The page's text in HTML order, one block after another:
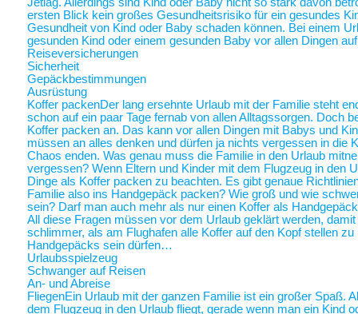
ersten Blick kein großes Gesundheitsrisiko für ein gesundes
Gesundheit von Kind oder Baby schaden können. Bei einem
gesunden Kind oder einem gesunden Baby vor allen Dingen
Reiseversicherungen
Sicherheit
Gepäckbestimmungen
Ausrüstung
Koffer packenDer lang ersehnte Urlaub mit der Familie steht
schon auf ein paar Tage fernab von allen Alltagssorgen. Doch
Koffer packen an. Das kann vor allen Dingen mit Babys und
müssen an alles denken und dürfen ja nichts vergessen in die
Chaos enden. Was genau muss die Familie in den Urlaub
vergessen? Wenn Eltern und Kinder mit dem Flugzeug in den
Dinge als Koffer packen zu beachten. Es gibt genaue
Familie also ins Handgepäck packen? Wie groß und wie
sein? Darf man auch mehr als nur einen Koffer als
All diese Fragen müssen vor dem Urlaub geklärt werden,
schlimmer, als am Flughafen alle Koffer auf den Kopf stellen
Handgepäcks sein dürfen…
Urlaubsspielzeug
Schwanger auf Reisen
An- und Abreise
FliegenEin Urlaub mit der ganzen Familie ist ein großer Spaß.
dem Flugzeug in den Urlaub fliegt, gerade wenn man ein Kind